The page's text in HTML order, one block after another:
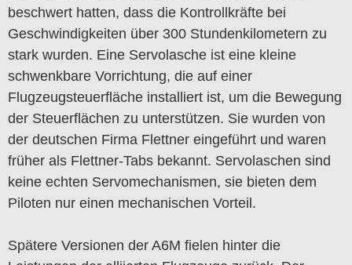
beschwert hatten, dass die Kontrollkräfte bei
Geschwindigkeiten über 300 Stundenkilometern zu
stark wurden. Eine Servolasche ist eine kleine
schwenkbare Vorrichtung, die auf einer
Flugzeugsteuerfläche installiert ist, um die Bewegung
der Steuerflächen zu unterstützen. Sie wurden von
der deutschen Firma Flettner eingeführt und waren
früher als Flettner-Tabs bekannt. Servolaschen sind
keine echten Servomechanismen, sie bieten dem
Piloten nur einen mechanischen Vorteil.
Spätere Versionen der A6M fielen hinter die